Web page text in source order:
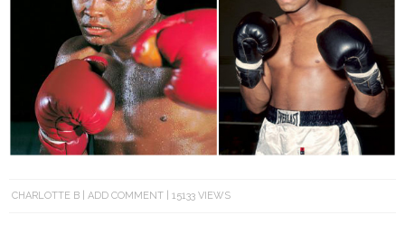
CHARLOTTE B ADD COMMENT 15133 VIEWS